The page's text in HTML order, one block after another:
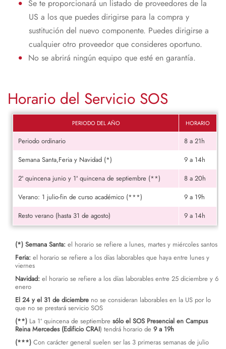
Se te proporcionará un listado de proveedores de la
US a los que puedes dirigirse para la compra y
sustitución del nuevo componente. Puedes dirigirse a
cualquier otro proveedor que consideres oportuno.
No se abrirá ningún equipo que esté en garantía.
Horario del Servicio SOS
PERIODO DEL AÑO HORARIO
Periodo ordinario
8 a 21h
Semana Santa,Feria y Navidad (*)
9 a 14h
2ª quincena junio y 1ª quincena de septiembre (**)
8 a 20h
Verano: 1 julio-fin de curso académico (***)
9 a 19h
Resto verano (hasta 31 de agosto)
9 a 14h
(*) Semana Santa: el horario se refiere a lunes, martes y miércoles santos
Feria: el horario se refiere a los días laborables que haya entre lunes y
viernes
Navidad: el horario se refiere a los días laborables entre 25 diciembre y 6
enero
El 24 y el 31 de diciembre no se consideran laborables en la US por lo
que no se prestará servicio SOS
(**) La 1ª quincena de septiembre sólo el SOS Presencial en Campus
Reina Mercedes (Edificio CRAI) tendrá horario de 9 a 19h
(***) Con carácter general suelen ser las 3 primeras semanas de julio